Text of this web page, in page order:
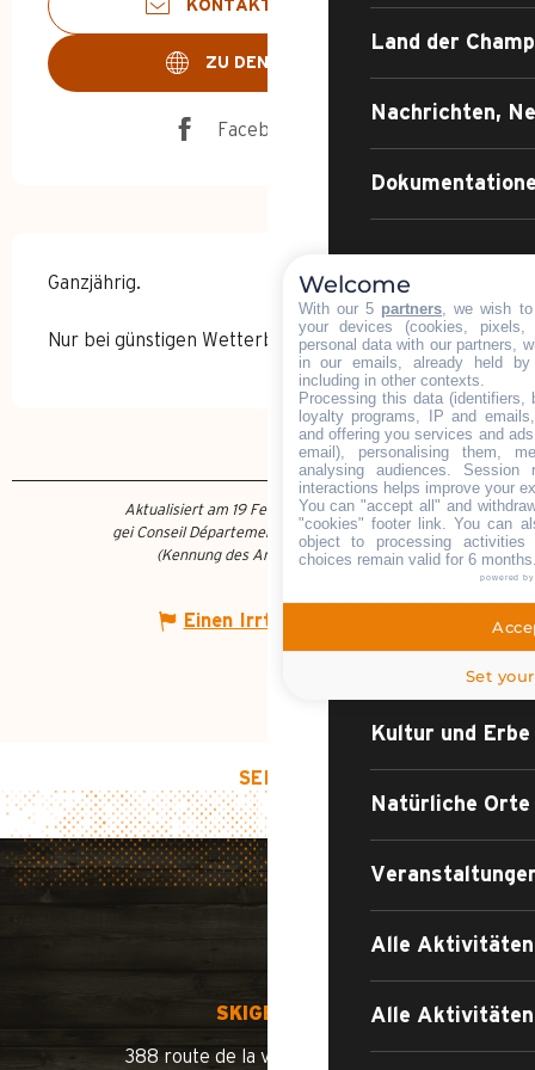
Land der
Nachrichten,
ZOOM AUF
PFAD DER
DER
STRASSE
WAS TUN?
Kultur und Erbe
Natürliche Orte
Alle
Alle Aktivitäten
KONTAKTIEREN SIE UNS
ZU DEN WEBSEITEN
Facebook Seite
Ganzjährig.
Nur bei günstigen Wetterbedingungen.
Aktualisiert am 19 Februar 2025 Um 10:54
gei Conseil Départemental de la Haute-Savoie
(Kennung des Angebots :75240)
Einen Irrtum angeben
SEITENANFANG
SKIGEBIET
388 route de la vallée du Bouchet
Welcome
With our 5 partners, we wish to
your devices (cookies,
personal data with our partners,
in our emails, already held
including in other contexts.
Processing this data (identifiers,
loyalty programs, IP and
and offering you services and
email), personalising them,
analysing audiences.
interactions helps improve your
You can "accept all" and
"cookies" footer link. You can
object to processing
choices remain valid for 6
powered by
Set